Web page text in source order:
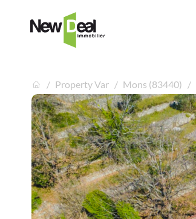
Property Var Mons (83440)